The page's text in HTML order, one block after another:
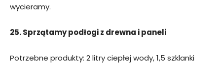
wycieramy.
25. Sprzątamy podłogi z drewna i paneli
Potrzebne produkty: 2 litry ciepłej wody, 1,5 szklanki